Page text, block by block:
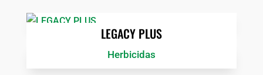
LEGACY PLUS
Herbicidas